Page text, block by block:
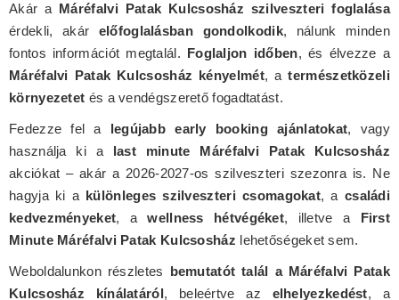
Akár a Máréfalvi Patak Kulcsosház szilveszteri foglalása
érdekli, akár előfoglalásban gondolkodik, nálunk minden
fontos információt megtalál. Foglaljon időben, és élvezze a
Máréfalvi Patak Kulcsosház kényelmét, atermészetközeli
környezetet és a vendégszerető fogadtatást.
Fedezze fel a legújabb early booking ajánlatokat, vagy
használja ki a last minute Máréfalvi Patak Kulcsosház
akciókat – akár a 2026-2027-os szilveszteri szezonra is. Ne
hagyja ki a különleges szilveszteri csomagokat, a családi
kedvezményeket, awellness hétvégéket, illetve a First
Minute Máréfalvi Patak Kulcsosház lehetőségeket sem.
Weboldalunkon részletes bemutatót talál a Máréfalvi Patak
Kulcsosház kínálatáról, beleértve az elhelyezkedést, a